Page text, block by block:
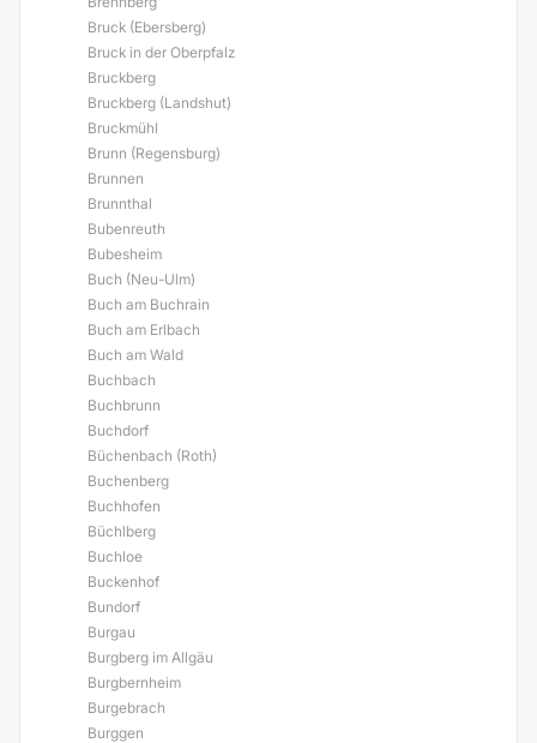
Bruck (Ebersberg)
Bruck in der Oberpfalz
Bruckberg
Bruckberg (Landshut)
Bruckmühl
Brunn (Regensburg)
Brunnen
Brunnthal
Bubenreuth
Bubesheim
Buch (Neu-Ulm)
Buch am Buchrain
Buch am Erlbach
Buch am Wald
Buchbach
Buchbrunn
Buchdorf
Büchenbach (Roth)
Buchenberg
Buchhofen
Büchlberg
Buchloe
Buckenhof
Bundorf
Burgau
Burgberg im Allgäu
Burgbernheim
Burgebrach
Burggen